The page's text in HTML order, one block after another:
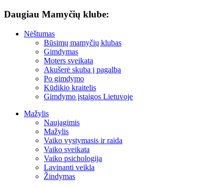
Daugiau Mamyčių klube:
Nėštumas
Būsimų mamyčių klubas
Gimdymas
Moters sveikata
Akušerė skuba į pagalbą
Po gimdymo
Kūdikio kraitelis
Gimdymo įstaigos Lietuvoje
Mažylis
Naujagimis
Mažylis
Vaiko vystymasis ir raida
Vaiko sveikata
Vaiko psichologija
Lavinanti veikla
Žindymas